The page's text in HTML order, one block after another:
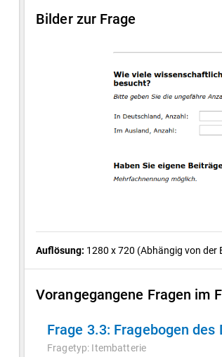
Bilder zur Frage
Auflösung: 1280 x 720 (Abhängig von
Vorangegangene Fragen im
Frage 3.3: Fragebogen des
Fragetyp: Itembatterie